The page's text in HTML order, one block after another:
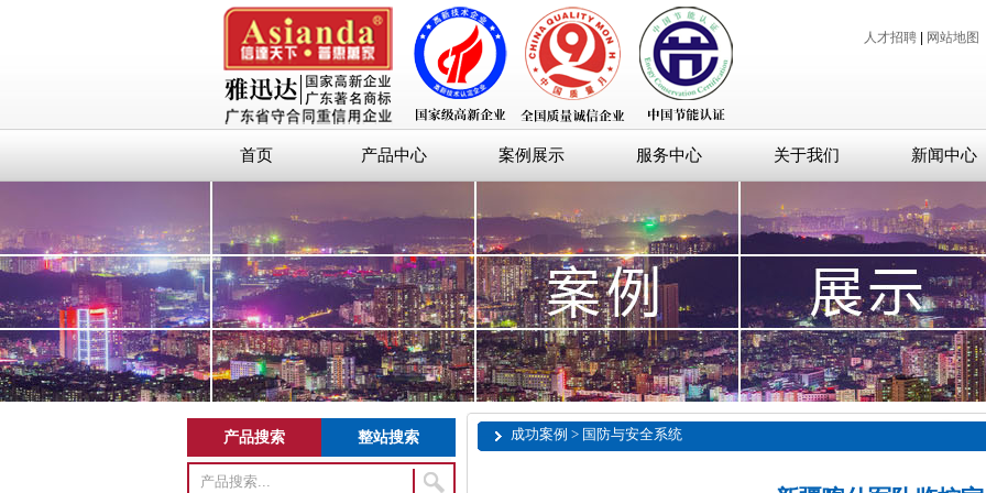
人才招聘| 网站地图
首页 产品中心 案例展示 服务中心 关于我们 新闻中心
产品搜索 整站搜索 成功案例 > 国防与安全系统